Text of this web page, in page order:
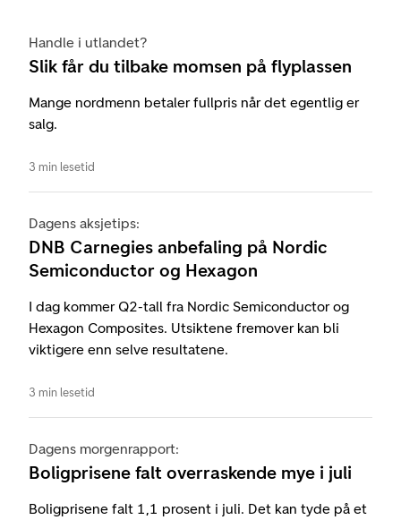
Handle i utlandet?
Slik får du tilbake momsen på flyplassen
Mange nordmenn betaler fullpris når det egentlig er
salg.
3 min lesetid
Dagens aksjetips:
DNB Carnegies anbefaling på Nordic
Semiconductor og Hexagon
I dag kommer Q2-tall fra Nordic Semiconductor og
Hexagon Composites. Utsiktene fremover kan bli
viktigere enn selve resultatene.
3 min lesetid
Dagens morgenrapport:
Boligprisene falt overraskende mye i juli
Boligprisene falt 1,1 prosent i juli. Det kan tyde på et